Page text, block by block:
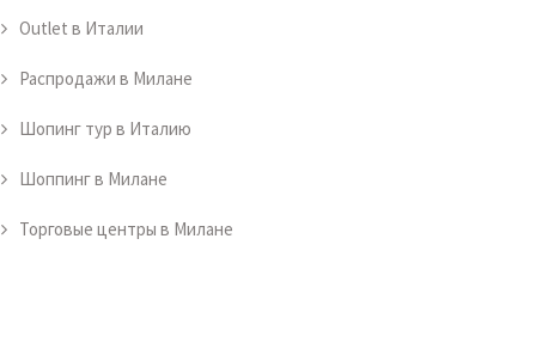
Outlet в Италии
Распродажи в Милане
Шопинг тур в Италию
Шоппинг в Милане
Торговые центры в Милане